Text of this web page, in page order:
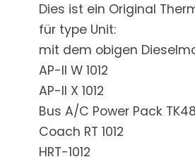
Dies ist ein Original
für type Unit:
mit dem obigen
AP-II W 1012
AP-II X 1012
Bus A/C Power Pack
Coach RT 1012
HRT-1012